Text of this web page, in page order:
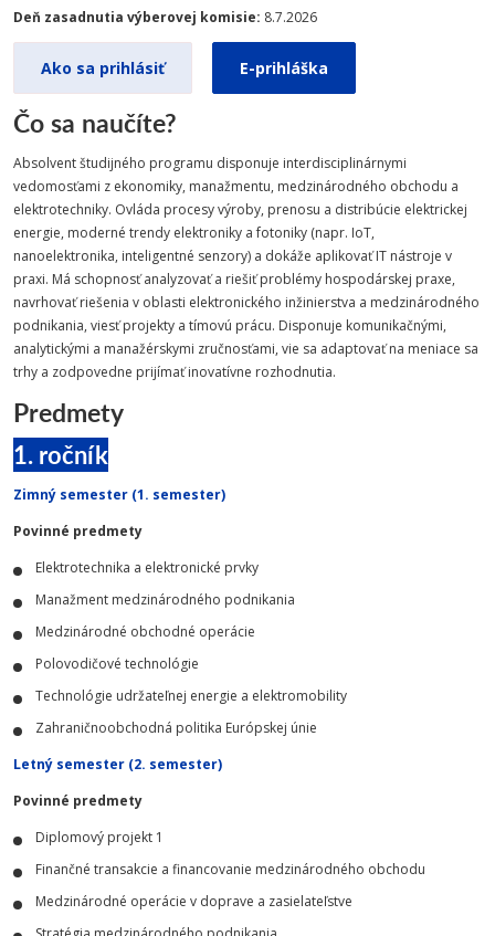
Deň zasadnutia výberovej komisie: 8.7.2026
Ako sa prihlásiť E-prihláška
Čo sa naučíte?
Absolvent študijného programu disponuje interdisciplinárnymi
vedomosťami z ekonomiky, manažmentu, medzinárodného obchodu a
elektrotechniky. Ovláda procesy výroby, prenosu a distribúcie elektrickej
energie, moderné trendy elektroniky a fotoniky (napr. IoT,
nanoelektronika, inteligentné senzory) a dokáže aplikovať IT nástroje v
praxi. Má schopnosť analyzovať a riešiť problémy hospodárskej praxe,
navrhovať riešenia v oblasti elektronického inžinierstva a medzinárodného
podnikania, viesť projekty a tímovú prácu. Disponuje komunikačnými,
analytickými a manažérskymi zručnosťami, vie sa adaptovať na meniace sa
trhy a zodpovedne prijímať inovatívne rozhodnutia.
Predmety
1. ročník
Zimný semester (1. semester)
Povinné predmety
Elektrotechnika a elektronické prvky
Manažment medzinárodného podnikania
Medzinárodné obchodné operácie
Polovodičové technológie
Technológie udržateľnej energie a elektromobility
Zahraničnoobchodná politika Európskej únie
Letný semester (2. semester)
Povinné predmety
Diplomový projekt 1
Finančné transakcie a financovanie medzinárodného obchodu
Medzinárodné operácie v doprave a zasielateľstve